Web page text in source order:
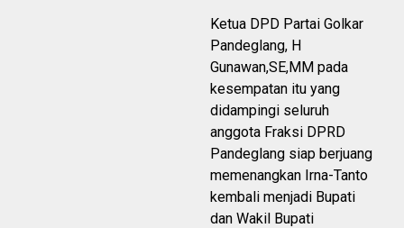
Ketua DPD Partai Golkar
Pandeglang, H
Gunawan,SE,MM pada
kesempatan itu yang
didampingi seluruh
anggota Fraksi DPRD
Pandeglang siap berjuang
memenangkan Irna-Tanto
kembali menjadi Bupati
dan Wakil Bupati